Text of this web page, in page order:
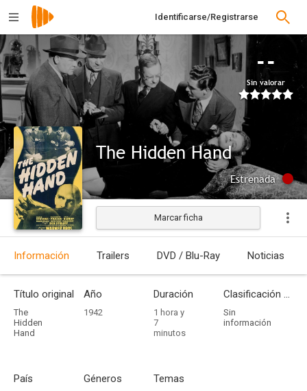
Identificarse/Registrarse
--
Sin valorar
The Hidden Hand
Estrenada
Marcar ficha
Información Trailers DVD / Blu-Ray Noticias
Título original
The
Hidden
Hand
Año
1942
Duración
1 hora y
7
minutos
Clasificación por edades
Sin
información
País Géneros Temas